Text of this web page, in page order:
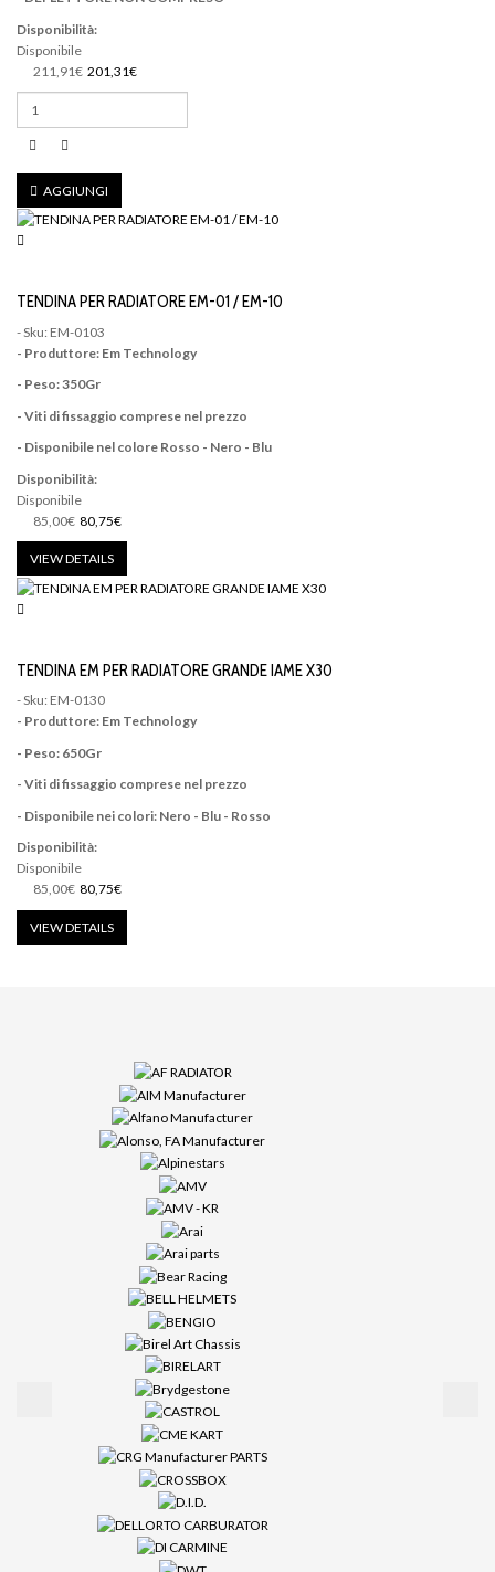
Disponibilità:
Disponibile
211,91€ 201,31€
AGGIUNGI
TENDINA PER RADIATORE EM-01 / EM-10
- Sku: EM-0103
- Produttore: Em Technology
- Peso: 350Gr
- Viti di fissaggio comprese nel prezzo
- Disponibile nel colore Rosso - Nero - Blu
Disponibilità:
Disponibile
85,00€ 80,75€
VIEW DETAILS
TENDINA EM PER RADIATORE GRANDE IAME X30
- Sku: EM-0130
- Produttore: Em Technology
- Peso: 650Gr
- Viti di fissaggio comprese nel prezzo
- Disponibile nei colori: Nero - Blu - Rosso
Disponibilità:
Disponibile
85,00€ 80,75€
VIEW DETAILS